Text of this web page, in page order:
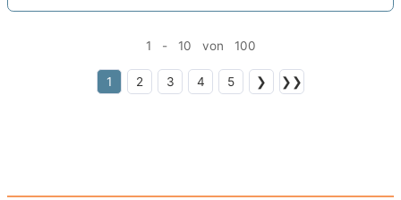
1 - 10 von 100
1 2 3 4 5 ❯ ❯❯